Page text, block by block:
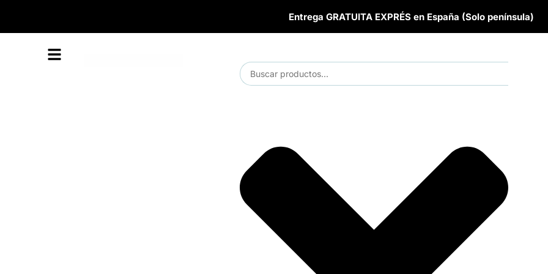
Entrega GRATUITA EXPRÉS en España (Solo península)